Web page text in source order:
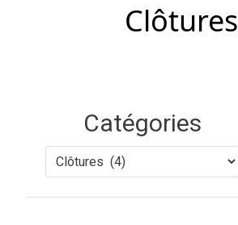
Clôtures
Catégories